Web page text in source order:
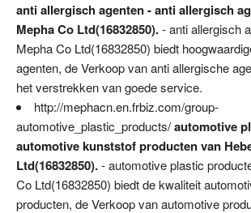
anti allergisch agenten - anti allergisch
Mepha Co Ltd(16832850).- anti allergisch
Mepha Co Ltd(16832850) biedt
agenten, de Verkoop van anti allergische
het verstrekken van goede service.
http://mephacn.en.frbiz.com/group-
automotive_plastic_products/automotive
automotive kunststof producten van
Ltd(16832850).- automotive plastic
Co Ltd(16832850) biedt de kwaliteit
producten, de Verkoop van automotive